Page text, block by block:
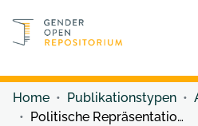
Discover content
Home Publikationstypen
Politische Repräsentation von Frauen in Costa Rica – eine Chance für die Geschlechterdemokratie?